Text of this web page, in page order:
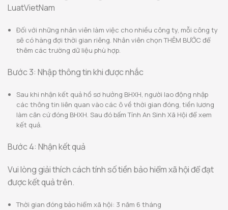
LuatVietNam
Đối với những nhân viên làm việc cho nhiều công ty, mỗi công ty
sẽ có hàng đợi thời gian riêng. Nhân viên chọn THÊM BƯỚC để
thêm các trường dữ liệu phù hợp.
Bước 3: Nhập thông tin khi được nhắc
Sau khi nhận kết quả hồ sơ hưởng BHXH, người lao động nhập
các thông tin liên quan vào các ô về thời gian đóng, tiền lương
làm căn cứ đóng BHXH. Sau đó bấm Tính An Sinh Xã Hội để xem
kết quả.
Bước 4: Nhận kết quả
Vui lòng giải thích cách tính số tiền bảo hiểm xã hội để đạt
được kết quả trên.
Thời gian đóng bảo hiểm xã hội: 3 năm 6 tháng